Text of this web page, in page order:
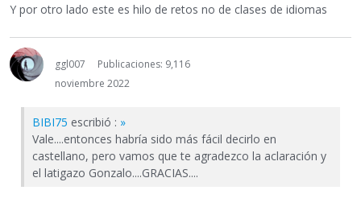
Y por otro lado este es hilo de retos no de clases de idiomas
ggl007
Publicaciones: 9,116
noviembre 2022
BIBI75 escribió : »
Vale....entonces habría sido más fácil decirlo en
castellano, pero vamos que te agradezco la aclaración y
el latigazo Gonzalo....GRACIAS....